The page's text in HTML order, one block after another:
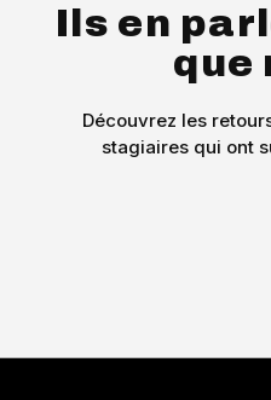
Ils en
que
Découvrez les
stagiaires qui ont